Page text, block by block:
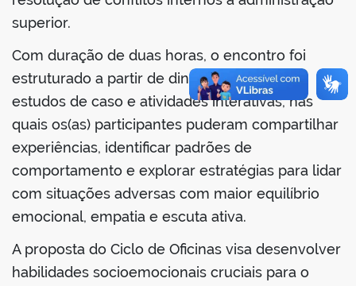
superior.
Com duração de duas horas, o encontro foi
estruturado a partir de dinâmicas de grupo,
estudos de caso e atividades interativas, nas
quais os(as) participantes puderam compartilhar
experiências, identificar padrões de
comportamento e explorar estratégias para lidar
com situações adversas com maior equilíbrio
emocional, empatia e escuta ativa.
A proposta do Ciclo de Oficinas visa desenvolver
habilidades socioemocionais cruciais para o